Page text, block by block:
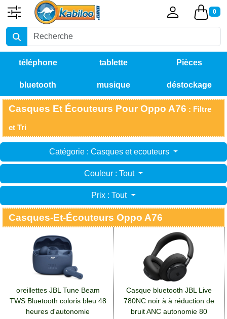
0
téléphone tablette Pièces
détachées
bluetooth musique déstockage
Casques Et Écouteurs Pour Oppo A76 : Filtre
et Tri
Catégorie : Casques et ecouteurs
Couleur : Tout
Prix : Tout
Casques-Et-Écouteurs Oppo A76
oreillettes JBL Tune Beam
TWS Bluetooth coloris bleu 48
heures d'autonomie
Casque bluetooth JBL Live
780NC noir à à réduction de
bruit ANC autonomie 80